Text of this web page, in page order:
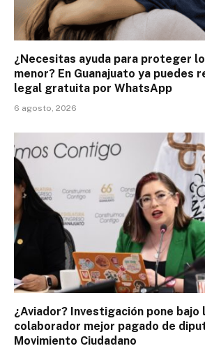
¿Necesitas ayuda para proteger
menor? En Guanajuato ya puedes
legal gratuita por WhatsApp
6 agosto, 2026
¿Aviador? Investigación pone bajo
colaborador mejor pagado de
Movimiento Ciudadano